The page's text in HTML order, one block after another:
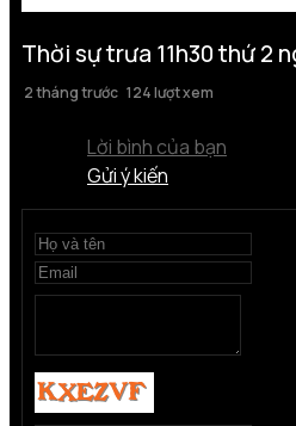
Thời sự trưa 11h30 thứ 2
2 tháng trước 124 lượt xem
Lời bình của bạn
Gửi ý kiến